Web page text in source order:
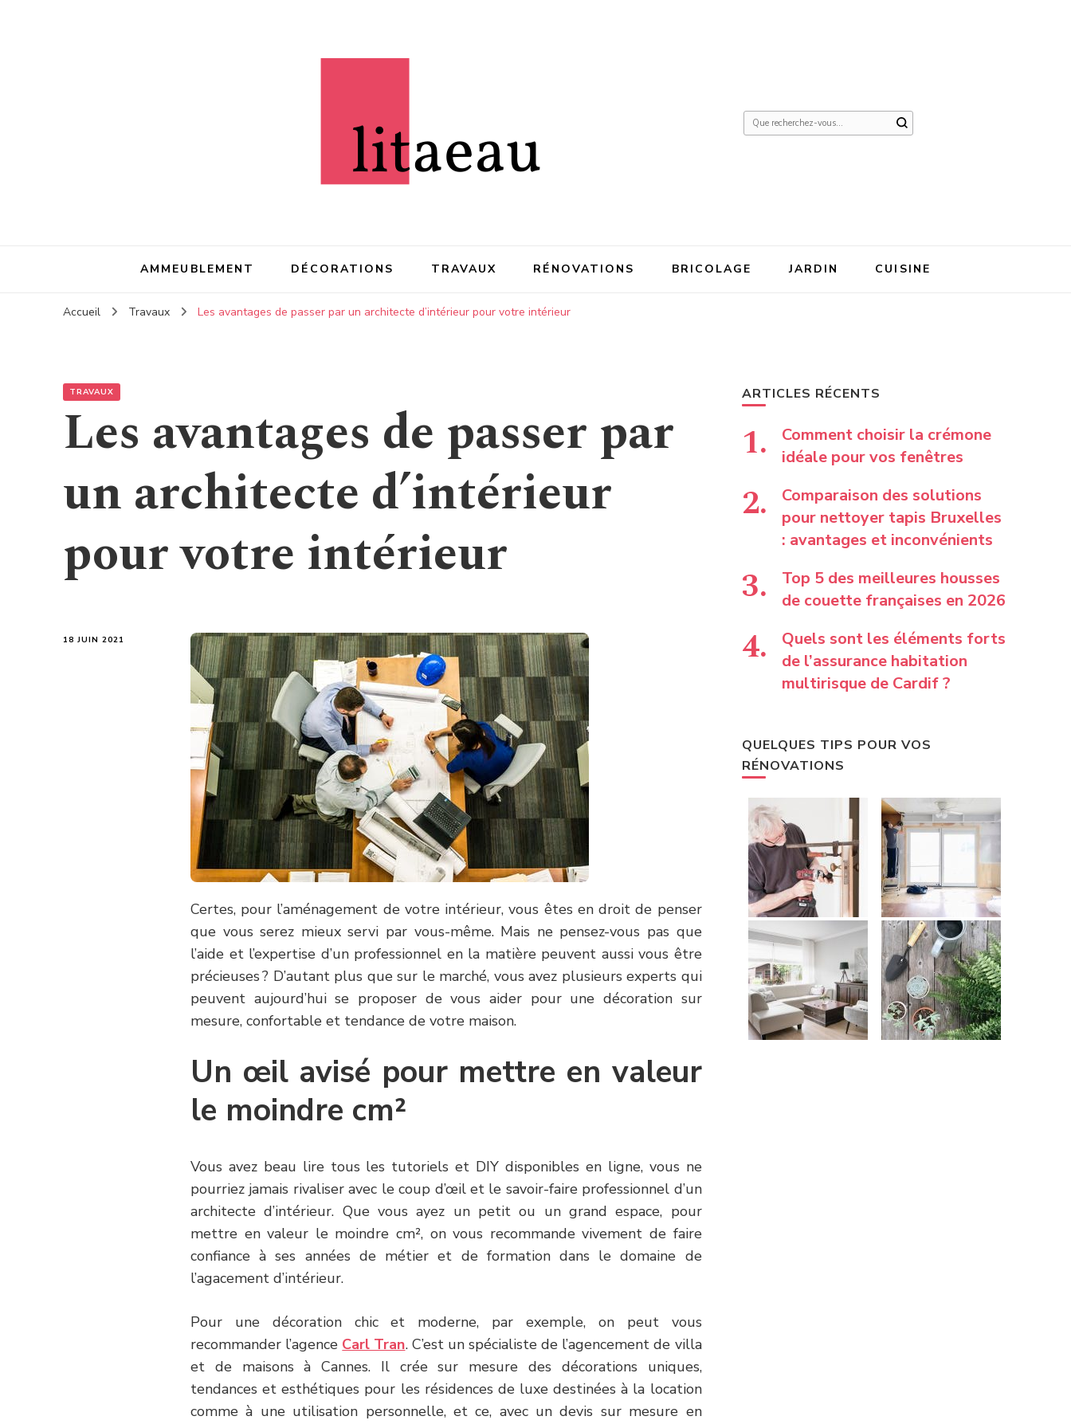
Vous
AMMEUBLEMENT DÉCORATIONS TRAVAUX RÉNOVATIONS BRICOLAGE JARDIN CUISINE
Accueil Travaux Les avantages de passer par un architecte d’intérieur pour votre intérieur
TRAVAUX
Les avantages de passer par
un architecte d’intérieur
pour votre intérieur
18 JUIN 2021
Certes, pour l’aménagement de votre intérieur, vous êtes en droit de penser
que vous serez mieux servi par vous-même. Mais ne pensez-vous pas que
l’aide et l’expertise d’un professionnel en la matière peuvent aussi vous être
précieuses ? D’autant plus que sur le marché, vous avez plusieurs experts qui
peuvent aujourd’hui se proposer de vous aider pour une décoration sur
mesure, confortable et tendance de votre maison.
Un œil avisé pour mettre en valeur
le moindre cm²
Vous avez beau lire tous les tutoriels et DIY disponibles en ligne, vous ne
pourriez jamais rivaliser avec le coup d’œil et le savoir-faire professionnel d’un
architecte d’intérieur. Que vous ayez un petit ou un grand espace, pour
mettre en valeur le moindre cm², on vous recommande vivement de faire
confiance à ses années de métier et de formation dans le domaine de
l’agacement d’intérieur.
Pour une décoration chic et moderne, par exemple, on peut vous
recommander l’agence Carl Tran. C’est un spécialiste de l’agencement de villa
et de maisons à Cannes. Il crée sur mesure des décorations uniques,
tendances et esthétiques pour les résidences de luxe destinées à la location
comme à une utilisation personnelle, et ce, avec un devis sur mesure en
ARTICLES RÉCENTS
Comment choisir la crémone
idéale pour vos fenêtres
Comparaison des solutions
pour nettoyer tapis Bruxelles
: avantages et inconvénients
Top 5 des meilleures housses
de couette françaises en 2026
Quels sont les éléments forts
de l’assurance habitation
multirisque de Cardif ?
QUELQUES TIPS POUR VOS
RÉNOVATIONS